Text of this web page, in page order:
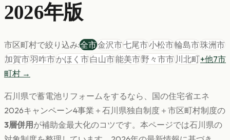
2026年版
市区町村で絞り込み:全市金沢市七尾市小松市輪島市珠洲市
加賀市羽咋市かほく市白山市能美市野々市市川北町+他7市
町村 →
石川県で蓄電池リフォームをするなら、国の住宅省エネ
2026キャンペーン4事業＋ 石川県独自制度＋市区町村制度の
3層併用 が補助金最大化のコツです。 本ページでは石川県の